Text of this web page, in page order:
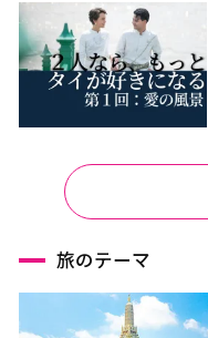
チャアム（ペッチャブリ
ー）
チャイナート
ラーチャブリー
サラブリー
スパンブリー
旅のテーマ